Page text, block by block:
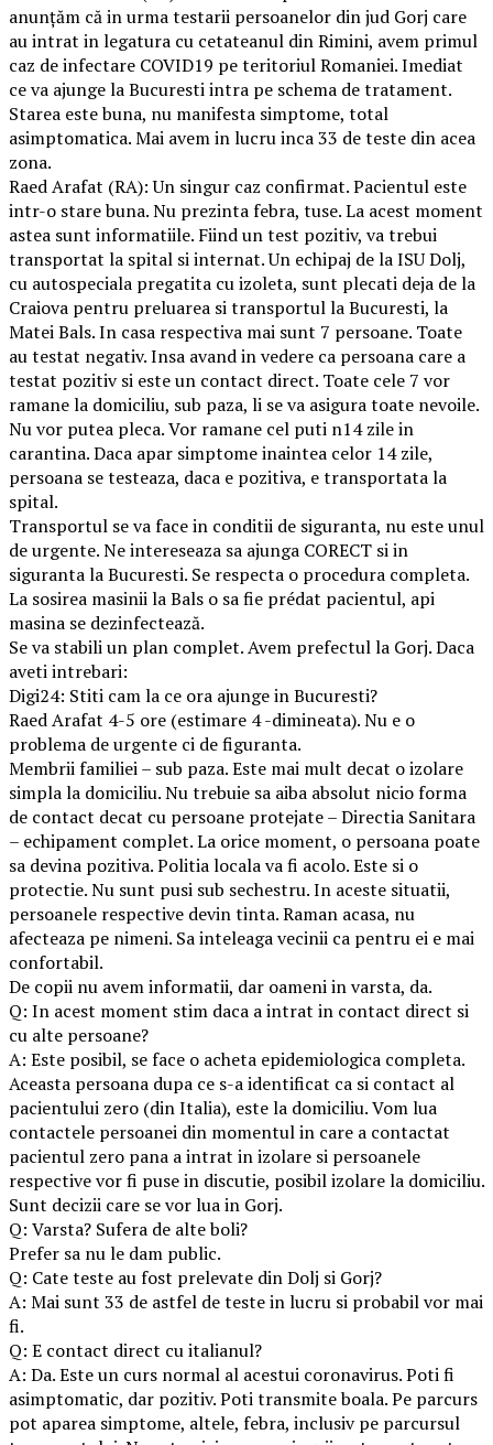
anunțăm că in urma testarii persoanelor din jud Gorj care
au intrat in legatura cu cetateanul din Rimini, avem primul
caz de infectare COVID19 pe teritoriul Romaniei. Imediat
ce va ajunge la Bucuresti intra pe schema de tratament.
Starea este buna, nu manifesta simptome, total
asimptomatica. Mai avem in lucru inca 33 de teste din acea
zona.
Raed Arafat (RA): Un singur caz confirmat. Pacientul este
intr-o stare buna. Nu prezinta febra, tuse. La acest moment
astea sunt informatiile. Fiind un test pozitiv, va trebui
transportat la spital si internat. Un echipaj de la ISU Dolj,
cu autospeciala pregatita cu izoleta, sunt plecati deja de la
Craiova pentru preluarea si transportul la Bucuresti, la
Matei Bals. In casa respectiva mai sunt 7 persoane. Toate
au testat negativ. Insa avand in vedere ca persoana care a
testat pozitiv si este un contact direct. Toate cele 7 vor
ramane la domiciliu, sub paza, li se va asigura toate nevoile.
Nu vor putea pleca. Vor ramane cel puti n14 zile in
carantina. Daca apar simptome inaintea celor 14 zile,
persoana se testeaza, daca e pozitiva, e transportata la
spital.
Transportul se va face in conditii de siguranta, nu este unul
de urgente. Ne intereseaza sa ajunga CORECT si in
siguranta la Bucuresti. Se respecta o procedura completa.
La sosirea masinii la Bals o sa fie prédat pacientul, api
masina se dezinfectează.
Se va stabili un plan complet. Avem prefectul la Gorj. Daca
aveti intrebari:
Digi24: Stiti cam la ce ora ajunge in Bucuresti?
Raed Arafat 4-5 ore (estimare 4 -dimineata). Nu e o
problema de urgente ci de figuranta.
Membrii familiei – sub paza. Este mai mult decat o izolare
simpla la domiciliu. Nu trebuie sa aiba absolut nicio forma
de contact decat cu persoane protejate – Directia Sanitara
– echipament complet. La orice moment, o persoana poate
sa devina pozitiva. Politia locala va fi acolo. Este si o
protectie. Nu sunt pusi sub sechestru. In aceste situatii,
persoanele respective devin tinta. Raman acasa, nu
afecteaza pe nimeni. Sa inteleaga vecinii ca pentru ei e mai
confortabil.
De copii nu avem informatii, dar oameni in varsta, da.
Q: In acest moment stim daca a intrat in contact direct si
cu alte persoane?
A: Este posibil, se face o acheta epidemiologica completa.
Aceasta persoana dupa ce s-a identificat ca si contact al
pacientului zero (din Italia), este la domiciliu. Vom lua
contactele persoanei din momentul in care a contactat
pacientul zero pana a intrat in izolare si persoanele
respective vor fi puse in discutie, posibil izolare la domiciliu.
Sunt decizii care se vor lua in Gorj.
Q: Varsta? Sufera de alte boli?
Prefer sa nu le dam public.
Q: Cate teste au fost prelevate din Dolj si Gorj?
A: Mai sunt 33 de astfel de teste in lucru si probabil vor mai
fi.
Q: E contact direct cu italianul?
A: Da. Este un curs normal al acestui coronavirus. Poti fi
asimptomatic, dar pozitiv. Poti transmite boala. Pe parcurs
pot aparea simptome, altele, febra, inclusiv pe parcursul